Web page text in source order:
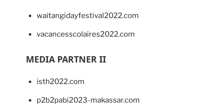
waitangidayfestival2022.com
vacancesscolaires2022.com
MEDIA PARTNER II
isth2022.com
p2b2pabi2023-makassar.com